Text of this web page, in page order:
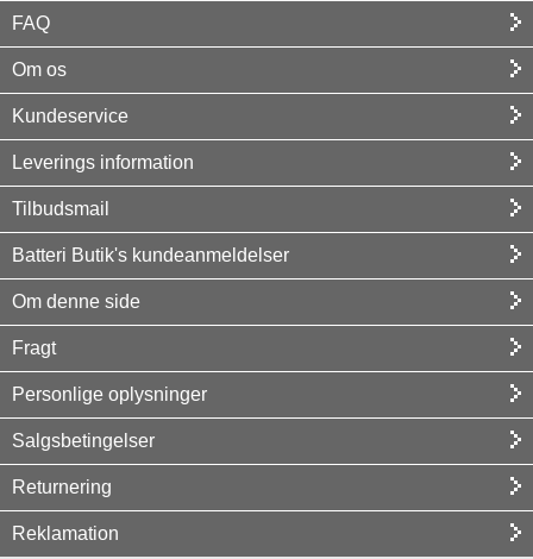
FAQ
Om os
Kundeservice
Leverings information
Tilbudsmail
Batteri Butik's kundeanmeldelser
Om denne side
Fragt
Personlige oplysninger
Salgsbetingelser
Returnering
Reklamation